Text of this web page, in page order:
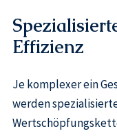
Effizienz
Je komplexer ein
werden